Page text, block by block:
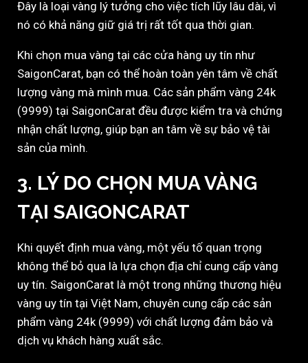
Đây là loại vàng lý tưởng cho việc tích lũy lâu dài, vì
nó có khả năng giữ giá trị rất tốt qua thời gian.
Khi chọn mua vàng tại các cửa hàng uy tín như
SaigonCarat, bạn có thể hoàn toàn yên tâm về chất
lượng vàng mà mình mua. Các sản phẩm vàng 24k
(9999) tại SaigonCarat đều được kiểm tra và chứng
nhận chất lượng, giúp bạn an tâm về sự bảo vệ tài
sản của mình.
3. LÝ DO CHỌN MUA VÀNG
TẠI SAIGONCARAT
Khi quyết định mua vàng, một yếu tố quan trọng
không thể bỏ qua là lựa chọn địa chỉ cung cấp vàng
uy tín. SaigonCarat là một trong những thương hiệu
vàng uy tín tại Việt Nam, chuyên cung cấp các sản
phẩm vàng 24k (9999) với chất lượng đảm bảo và
dịch vụ khách hàng xuất sắc.